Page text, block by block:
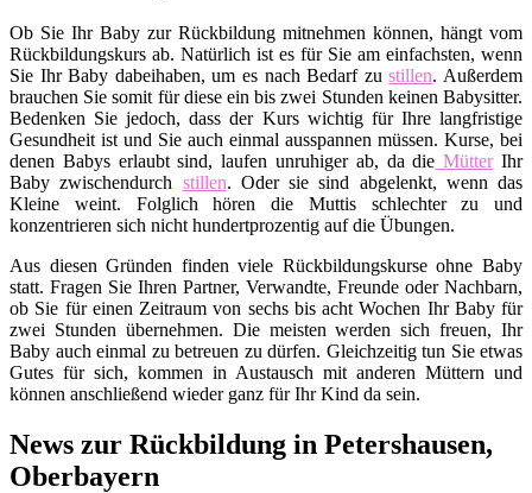
Ob Sie Ihr Baby zur Rückbildung mitnehmen können, hängt vom
Rückbildungskurs ab. Natürlich ist es für Sie am einfachsten, wenn
Sie Ihr Baby dabeihaben, um es nach Bedarf zustillen. Außerdem
brauchen Sie somit für diese ein bis zwei Stunden keinen Babysitter.
Bedenken Sie jedoch, dass der Kurs wichtig für Ihre langfristige
Gesundheit ist und Sie auch einmal ausspannen müssen. Kurse, bei
denen Babys erlaubt sind, laufen unruhiger ab, da die MütterIhr
Baby zwischendurch stillen. Oder sie sind abgelenkt, wenn das
Kleine weint. Folglich hören die Muttis schlechter zu und
konzentrieren sich nicht hundertprozentig auf die Übungen.
Aus diesen Gründen finden viele Rückbildungskurse ohne Baby
statt. Fragen Sie Ihren Partner, Verwandte, Freunde oder Nachbarn,
ob Sie für einen Zeitraum von sechs bis acht Wochen Ihr Baby für
zwei Stunden übernehmen. Die meisten werden sich freuen, Ihr
Baby auch einmal zu betreuen zu dürfen. Gleichzeitig tun Sie etwas
Gutes für sich, kommen in Austausch mit anderen Müttern und
können anschließend wieder ganz für Ihr Kind da sein.
News zur Rückbildung in Petershausen,
Oberbayern